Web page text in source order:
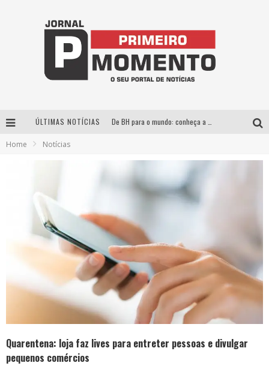
ÚLTIMAS NOTÍCIAS
Home Notícias
Quarentena: loja faz lives para entreter pessoas e divulgar
pequenos comércios